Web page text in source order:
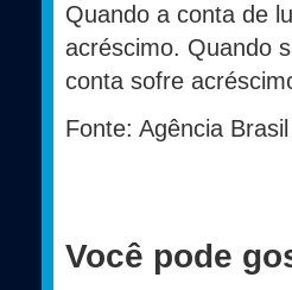
Quando a conta de
acréscimo. Quando
conta sofre
Fonte: Agência Brasil
Você pode